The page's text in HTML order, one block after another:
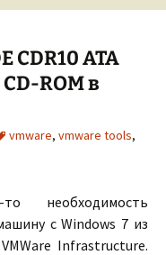
CDR10 ATA
ROM в
vmware, vmware tools,
необходимость
с Windows 7 из
Infrastructure.